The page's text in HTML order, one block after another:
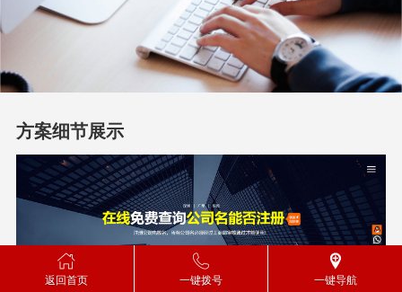
方案细节展示
返回首页 一键拨号 一键导航